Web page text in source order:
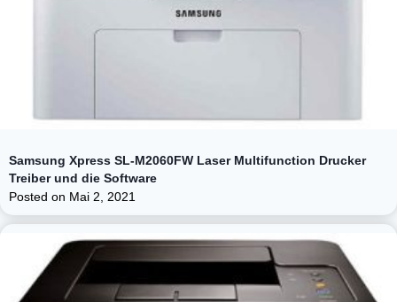
Samsung Xpress SL-M2060FW Laser Multifunction Drucker
Treiber und die Software
Posted on Mai 2, 2021